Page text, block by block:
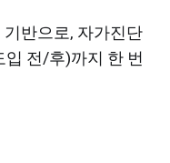
반으로, 자가진단
전/후)까지 한 번